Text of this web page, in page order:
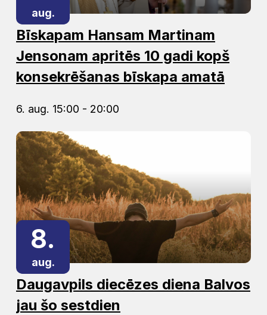
aug.
Bīskapam Hansam Martinam
Jensonam apritēs 10 gadi kopš
konsekrēšanas bīskapa amatā
6. aug. 15:00 - 20:00
8.
aug.
Daugavpils diecēzes diena Balvos
jau šo sestdien